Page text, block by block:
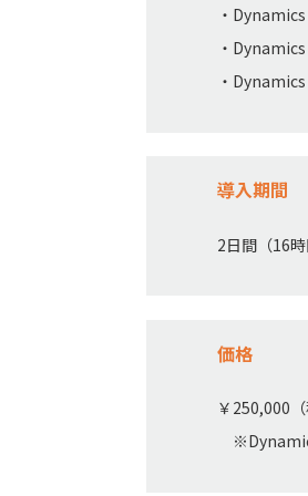
・
・
・
導入期間
2日間（16時
価格
￥250,000（